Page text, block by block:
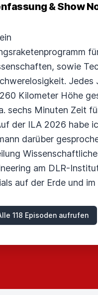
& Show
sowie
Jedes
Kilometer Höhe
sechs Minuten Zeit
der ILA 2026 habe
darüber
am DLR-
auf der Erde und im
118 Episoden aufrufen